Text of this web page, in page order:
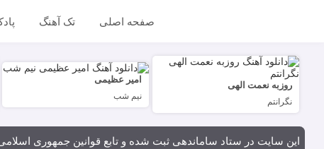
صفحه اصلی تک آهنگ
روزبه نعمت الهی
نگرانتم
امیر عظیمی
نیم شب
این سایت در ستاد ساماندهی ثبت شده و تابع قوانین جمهوری